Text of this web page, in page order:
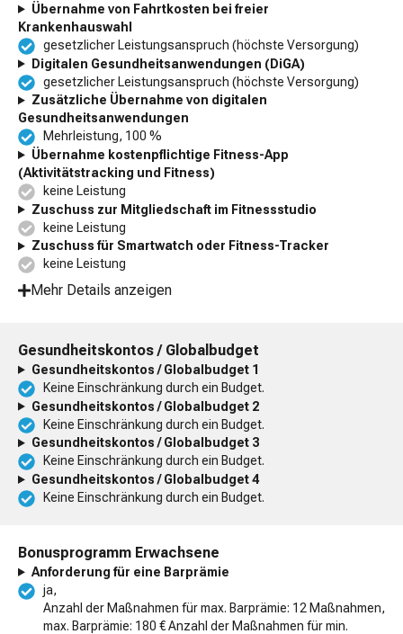
Übernahme von Fahrtkosten bei freier
Krankenhauswahl
gesetzlicher Leistungsanspruch (höchste Versorgung)
Digitalen Gesundheitsanwendungen (DiGA)
gesetzlicher Leistungsanspruch (höchste Versorgung)
Zusätzliche Übernahme von digitalen
Gesundheitsanwendungen
Mehrleistung, 100 %
Übernahme kostenpflichtige Fitness-App
(Aktivitätstracking und Fitness)
keine Leistung
Zuschuss zur Mitgliedschaft im Fitnessstudio
keine Leistung
Zuschuss für Smartwatch oder Fitness-Tracker
keine Leistung
Mehr Details anzeigen
Gesundheitskontos / Globalbudget
Gesundheitskontos / Globalbudget 1
Keine Einschränkung durch ein Budget.
Gesundheitskontos / Globalbudget 2
Keine Einschränkung durch ein Budget.
Gesundheitskontos / Globalbudget 3
Keine Einschränkung durch ein Budget.
Gesundheitskontos / Globalbudget 4
Keine Einschränkung durch ein Budget.
Bonusprogramm Erwachsene
Anforderung für eine Barprämie
ja,
Anzahl der Maßnahmen für max. Barprämie: 12 Maßnahmen,
max. Barprämie: 180 € Anzahl der Maßnahmen für min.